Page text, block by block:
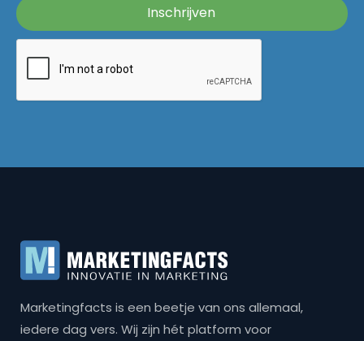
Marketingfacts is een beetje van ons allemaal,
iedere dag vers. Wij zijn hét platform voor